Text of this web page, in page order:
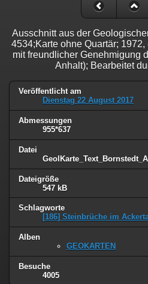
Ausschnitt aus der
4534;Karte ohne Quartär;
mit freundlicher Genehmigung
Anhalt); Bearbeitet
Veröffentlicht am
Dienstag 22 August 2017
Abmessungen
955*637
Datei
Dateigröße
547 kB
Schlagworte
[186] Steinbrüche im
Alben
GEOKARTEN
Besuche
4005